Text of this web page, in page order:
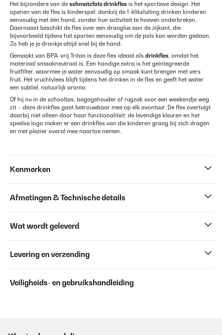
Het bijzondere van de schmatzfatzdrinkfles is het sportieve design. Het
openen van de fles is kinderspel: dankzij de 1-kliksluiting drinken kinderen
eenvoudig met één hand, zonder hun activiteit te hoeven onderbreken.
Daarnaast beschikt de fles over een draaglus aan de zijkant, die
bijvoorbeeld tijdens het sporten eenvoudig om de pols kan worden gedaan.
Zo heb je je drankje altijd snel bij de hand.
Gemaakt van BPA-vrij Tritan is deze fles ideaal als drinkfles, omdat het
materiaal smaakneutraal is. Een handige extra is het geïntegreerde
fruitfilter, waarmee je water eenvoudig op smaak kunt brengen met vers
fruit. Het vruchtvlees blijft tijdens het drinken in de fles en geeft het water
een subtiel, natuurlijk aroma.
Of hij nu in de schooltas, bagagehouder of rugzak voor een weekendje weg
zit – deze drinkfles gaat betrouwbaar mee op elk avontuur. De fles overtuigt
daarbij niet alleen door haar functionaliteit: de levendige kleuren en het
speelse logo maken er een drinkfles van die kinderen graag bij zich dragen
en met plezier overal mee naartoe nemen.
Kenmerken
Afmetingen & Technische details
Wat wordt geleverd
Levering en verzending
Veiligheids- en gebruikshandleiding